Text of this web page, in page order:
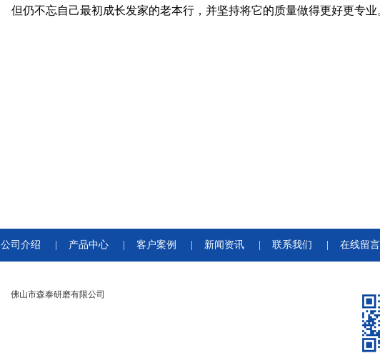
但仍不忘自己最初成长发家的老本行，并坚持将它的质量做得更好更专业
公司介绍 产品中心 客户案例 新闻资讯 联系我们 在线留言
佛山市森泰研磨有限公司